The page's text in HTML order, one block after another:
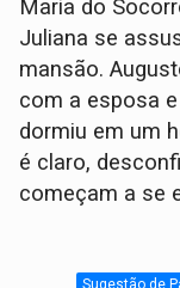
Maria do
Juliana se
mansão.
com a esposa
dormiu em um
é claro,
começam a se